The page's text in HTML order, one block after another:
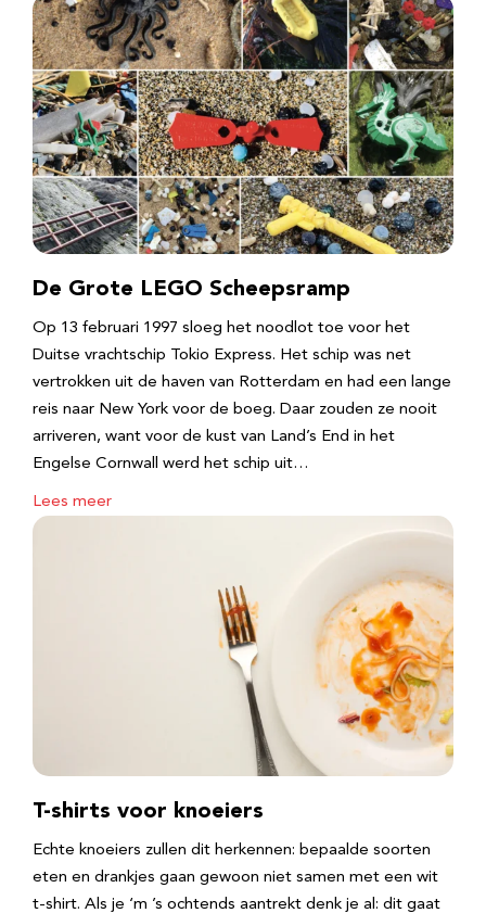
De Grote LEGO Scheepsramp
Op 13 februari 1997 sloeg het noodlot toe voor het
Duitse vrachtschip Tokio Express. Het schip was net
vertrokken uit de haven van Rotterdam en had een lange
reis naar New York voor de boeg. Daar zouden ze nooit
arriveren, want voor de kust van Land’s End in het
Engelse Cornwall werd het schip uit…
Lees meer
T-shirts voor knoeiers
Echte knoeiers zullen dit herkennen: bepaalde soorten
eten en drankjes gaan gewoon niet samen met een wit
t-shirt. Als je ‘m ’s ochtends aantrekt denk je al: dit gaat